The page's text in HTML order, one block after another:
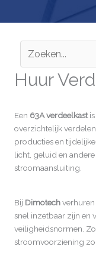
Huur
Een 63A verdeelkastis
overzichtelijk
producties en
licht, geluid en
stroomaansluiting.
Bij Dimotech
snel inzetbaar zijn en
veiligheidsnormen.
stroomvoorziening